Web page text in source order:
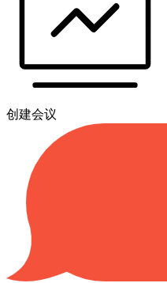
创建会议